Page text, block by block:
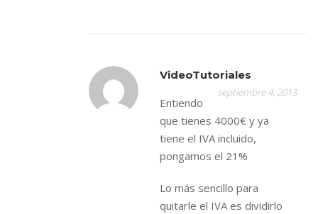
VideoTutoriales
septiembre 4, 2013
Entiendo
que tienes 4000€ y ya
tiene el IVA incluido,
pongamos el 21%
Lo más sencillo para
quitarle el IVA es dividirlo